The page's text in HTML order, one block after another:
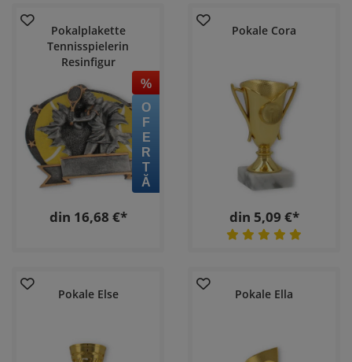
%
OFERTĂ
Pokalplakette
Tennisspielerin
Resinfigur
din 16,68 €*
Pokale Cora
din 5,09 €*
Pokale Else Pokale Ella